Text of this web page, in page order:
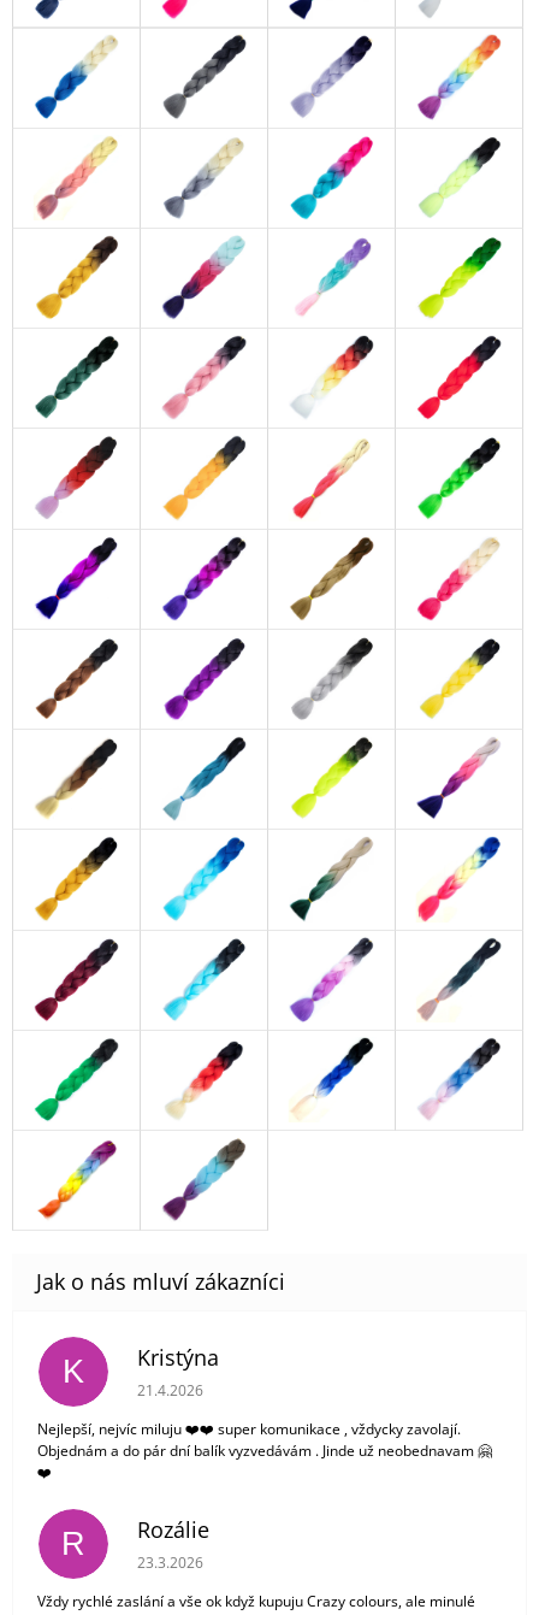
K Kristýna
Hodnocení obchodu je 5 z 5 hvězdiček.
21.4.2026
Nejlepší, nejvíc miluju ❤️❤️ super komunikace , vždycky zavolají.
Objednám a do pár dní balík vyzvedávám . Jinde už neobednavam 🤗
❤️
R Rozálie
Hodnocení obchodu je 3 z 5 hvězdiček.
23.3.2026
Vždy rychlé zaslání a vše ok když kupuju Crazy colours, ale minulé